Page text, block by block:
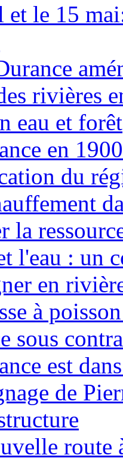
et le 15
rivières
eau et forêt
en 1900
du
la
l'eau : un
en
à
sous
est
de
route